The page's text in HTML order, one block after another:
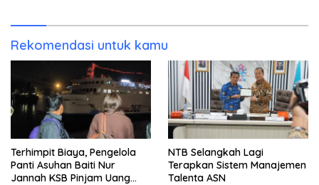
Rekomendasi untuk kamu
Terhimpit Biaya, Pengelola
Panti Asuhan Baiti Nur
Jannah KSB Pinjam Uang
NTB Selangkah Lagi
Terapkan Sistem Manajemen
Talenta ASN